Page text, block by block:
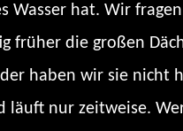
Wasser hat. Wir
die großen
haben wir sie nicht
nur zeitweise.